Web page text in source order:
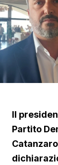
Il
Partito